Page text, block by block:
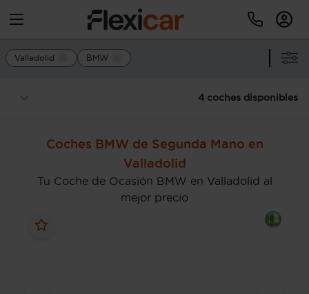
Valladolid BMW
4 coches disponibles
Coches BMW de Segunda Mano en
Valladolid
Tu Coche de Ocasión BMW en Valladolid al
mejor precio